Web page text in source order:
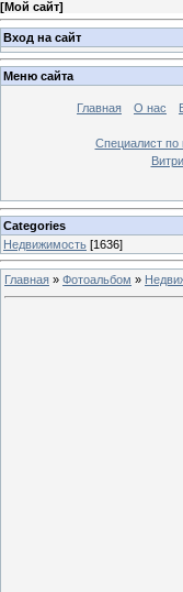
[Мой сайт]
Вход на сайт
Меню сайта
Главная О нас
Специалист по
Categories
Недвижимость [1636]
Главная » Фотоальбом »